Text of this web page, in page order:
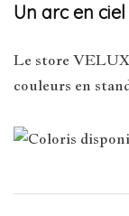
Un arc en
Le store VELUX
couleurs en